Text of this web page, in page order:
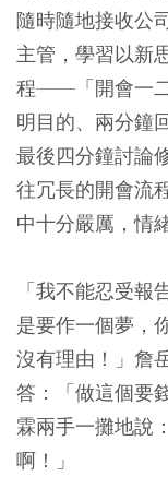
隨時隨地接收公
主管，學習以新
程——「開會一
明目的、兩分鐘
最後四分鐘討論
往冗長的開會流
中十分嚴厲，情
「我不能忍受
是要作一個夢，
沒有理由！」詹
答：「做這個要
霖兩手一攤地說
啊！」